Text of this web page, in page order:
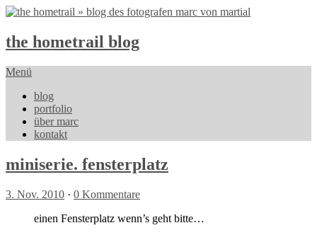
the hometrail blog
Menü
blog
portfolio
über marc
kontakt
miniserie. fensterplatz
3. Nov. 2010 · 0 Kommentare
einen Fensterplatz wenn’s geht bitte…